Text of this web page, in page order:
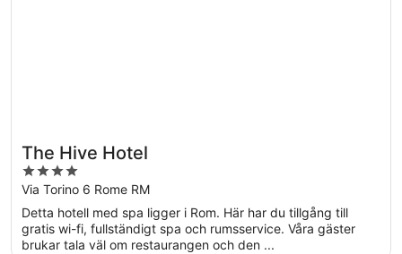
The Hive Hotel
4
out
of
5
Via Torino 6 Rome RM
Detta hotell med spa ligger i Rom. Här har du tillgång till
gratis wi-fi, fullständigt spa och rumsservice. Våra gäster
brukar tala väl om restaurangen och den ...